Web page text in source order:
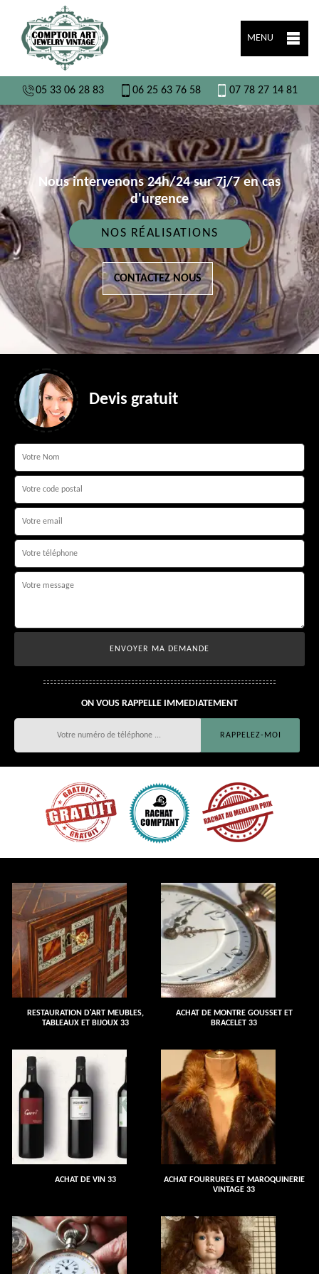
MENU
05 33 06 28 83 06 25 63 76 58 07 78 27 14 81
Nous intervenons 24h/24 sur 7j/7 en cas
d'urgence
NOS RÉALISATIONS
CONTACTEZ NOUS
Devis gratuit
ON VOUS RAPPELLE IMMEDIATEMENT
RESTAURATION D'ART MEUBLES,
TABLEAUX ET BIJOUX 33
ACHAT DE MONTRE GOUSSET ET
BRACELET 33
ACHAT DE VIN 33
ACHAT FOURRURES ET MAROQUINERIE
VINTAGE 33